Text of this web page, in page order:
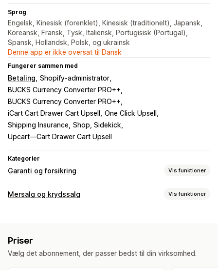
Sprog
Engelsk, Kinesisk (forenklet), Kinesisk (traditionelt), Japansk,
Koreansk, Fransk, Tysk, Italiensk, Portugisisk (Portugal),
Spansk, Hollandsk, Polsk, og ukrainsk
Denne app er ikke oversat til Dansk
Fungerer sammen med
Betaling Shopify-administrator
BUCKS Currency Converter PRO++
BUCKS Currency Converter PRO++
iCart Cart Drawer Cart Upsell
One Click Upsell
Shipping Insurance Shop, Sidekick
Upcart—Cart Drawer Cart Upsell
Kategorier
Garanti og forsikring Vis funktioner
Dækningstype
Returneringer og ombytninger
Mersalg og krydssalg Vis funktioner
Tilføjelser med 1 klik
Tilpasset HTML Multivaluta Flere sprog
Priser
Vælg det abonnement, der passer bedst til din virksomhed.